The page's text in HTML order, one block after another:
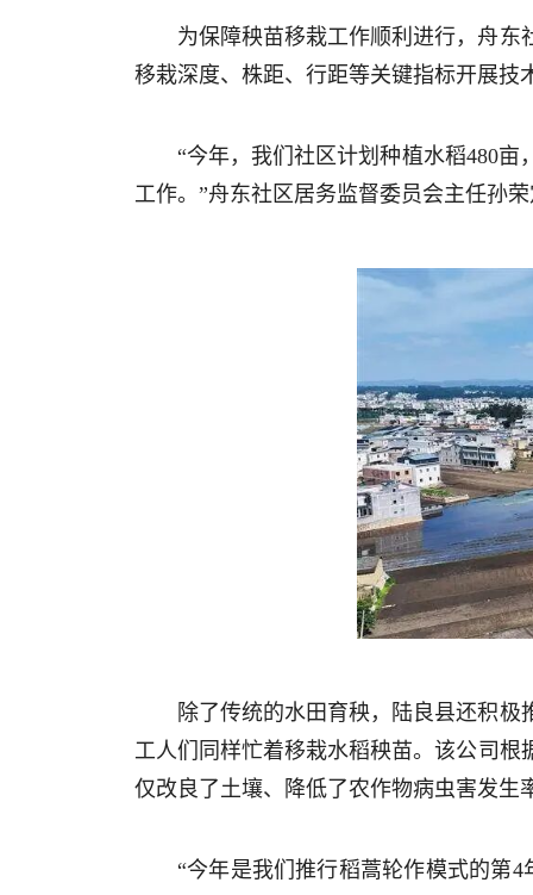
为保障秧苗移栽工作顺利进行，舟
移栽深度、株距、行距等关键指标开展
“今年，我们社区计划种植水稻480
工作。”舟东社区居务监督委员会主任孙
除了传统的水田育秧，陆良县还积
工人们同样忙着移栽水稻秧苗。该公司根
仅改良了土壤、降低了农作物病虫害发生
“今年是我们推行稻蒿轮作模式的第